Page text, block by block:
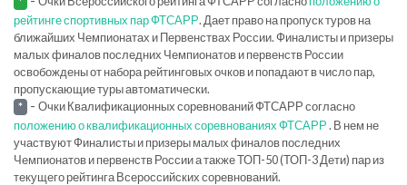
рейтинге спортивных пар ФТСАРР. Дает право на пропуск туров на
ближайших Чемпионатах и Первенствах России. Финалисты и призеры
малых финалов последних Чемпионатов и первенств России
освобождены от набора рейтинговых очков и попадают в число пар,
пропускающие туры автоматически.
* - Очки Квалификационных соревнований ФТСАРР согласно
положению о квалификационных соревнованиях ФТСАРР. В нем не
участвуют Финалисты и призеры малых финалов последних
Чемпионатов и первенств России а также ТОП-50 (ТОП-3 Дети) пар из
текущего рейтинга Всероссийских соревнований.